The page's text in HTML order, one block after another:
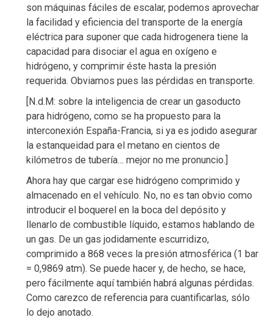
son máquinas fáciles de escalar, podemos aprovechar
la facilidad y eficiencia del transporte de la energía
eléctrica para suponer que cada hidrogenera tiene la
capacidad para disociar el agua en oxígeno e
hidrógeno, y comprimir éste hasta la presión
requerida. Obviamos pues las pérdidas en transporte.
[N.d.M: sobre la inteligencia de crear un gasoducto
para hidrógeno, como se ha propuesto para la
interconexión España-Francia, si ya es jodido asegurar
la estanqueidad para el metano en cientos de
kilómetros de tubería… mejor no me pronuncio.]
Ahora hay que cargar ese hidrógeno comprimido y
almacenado en el vehículo. No, no es tan obvio como
introducir el boquerel en la boca del depósito y
llenarlo de combustible líquido, estamos hablando de
un gas. De un gas jodidamente escurridizo,
comprimido a 868 veces la presión atmosférica (1 bar
= 0,9869 atm). Se puede hacer y, de hecho, se hace,
pero fácilmente aquí también habrá algunas pérdidas.
Como carezco de referencia para cuantificarlas, sólo
lo dejo anotado.